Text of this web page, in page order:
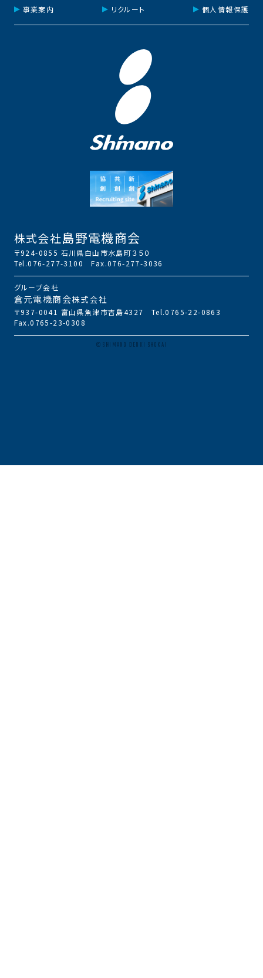
事業案内
リクルート
個人情報保護
株式会社島野電機商会
〒924-0855 石川県白山市水島町３５０
Tel.076-277-3100 Fax.076-277-3036
グループ会社
倉元電機商会株式会社
〒937-0041 富山県魚津市吉島4327 Tel.0765-22-0863
Fax.0765-23-0308
© SHIMANO DENKI SHOKAI